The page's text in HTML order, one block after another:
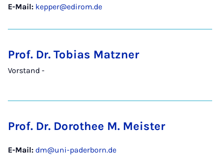
E-Mail: kepper@edirom.de
Prof. Dr. Tobias Matzner
Vorstand -
Prof. Dr. Dorothee M. Meister
E-Mail: dm@uni-paderborn.de